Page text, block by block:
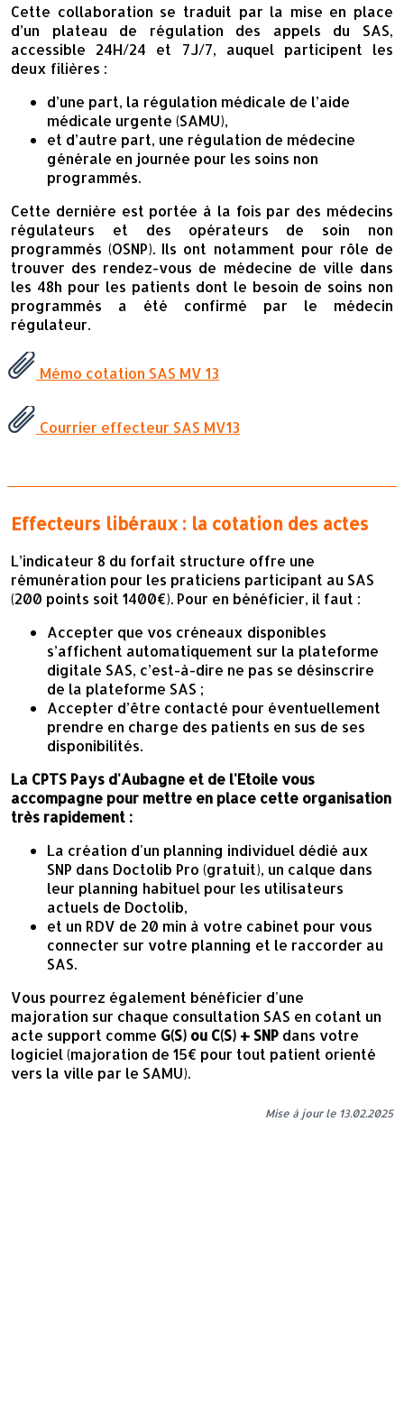
Cette collaboration se traduit par la mise en place
d’un plateau de régulation des appels du SAS,
accessible 24H/24 et 7J/7, auquel participent les
deux filières :
d’une part, la régulation médicale de l’aide
médicale urgente (SAMU),
et d’autre part, une régulation de médecine
générale en journée pour les soins non
programmés.
Cette dernière est portée à la fois par des médecins
régulateurs et des opérateurs de soin non
programmés (OSNP). Ils ont notamment pour rôle de
trouver des rendez-vous de médecine de ville dans
les 48h pour les patients dont le besoin de soins non
programmés a été confirmé par le médecin
régulateur.
Mémo cotation SAS MV 13
Courrier effecteur SAS MV13
Effecteurs libéraux : la cotation des actes
L’indicateur 8 du forfait structure offre une
rémunération pour les praticiens participant au SAS
(200 points soit 1400€). Pour en bénéficier, il faut :
Accepter que vos créneaux disponibles
s’affichent automatiquement sur la plateforme
digitale SAS, c’est-à-dire ne pas se désinscrire
de la plateforme SAS ;
Accepter d’être contacté pour éventuellement
prendre en charge des patients en sus de ses
disponibilités.
La CPTS Pays d'Aubagne et de l'Etoile vous
accompagne pour mettre en place cette organisation
très rapidement :
La création d'un planning individuel dédié aux
SNP dans Doctolib Pro (gratuit), un calque dans
leur planning habituel pour les utilisateurs
actuels de Doctolib,
et un RDV de 20 min à votre cabinet pour vous
connecter sur votre planning et le raccorder au
SAS.
Vous pourrez également bénéficier d'une
majoration sur chaque consultation SAS en cotant un
acte support comme G(S) ou C(S) + SNP dans votre
logiciel (majoration de 15€ pour tout patient orienté
vers la ville par le SAMU).
Mise à jour le 13.02.2025